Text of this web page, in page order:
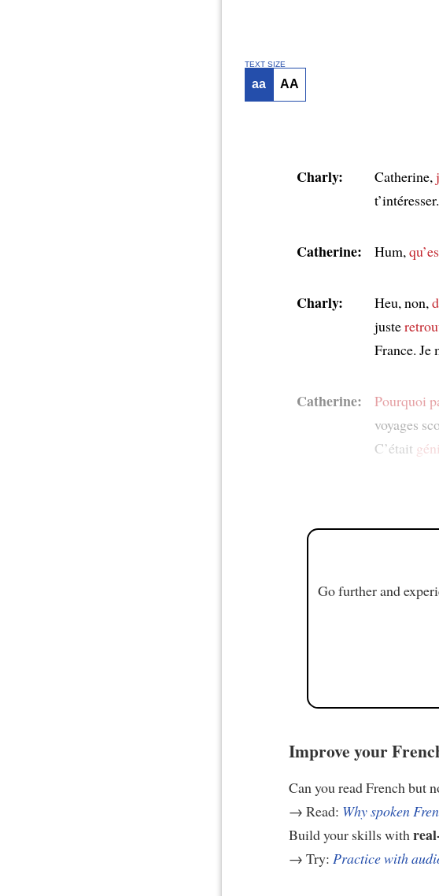
TEXT SIZE
aa AA
Charly: Catherine,
t’intéresser.
Catherine: Hum,
Charly: Heu, non,
juste
France. Je
Catherine: Pourquoi
voyages
C’était
Go further and
Improve your
Can you read French but
→ Read: Why spoken
Build your skills with
→ Try: Practice with